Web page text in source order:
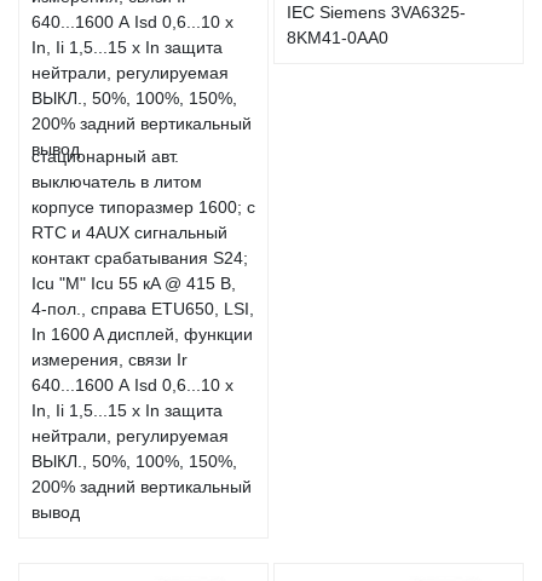
стационарный авт.
выключатель в литом
корпусе типоразмер 1600; с
RTC и 4AUX сигнальный
контакт срабатывания S24;
Icu "M" Icu 55 кA @ 415 В,
4-пол., справа ETU650, LSI,
In 1600 A дисплей, функции
измерения, связи Ir
640...1600 А Isd 0,6...10 x
In, Ii 1,5...15 x In защита
нейтрали, регулируемая
ВЫКЛ., 50%, 100%, 150%,
200% задний вертикальный
вывод
IEC Siemens 3VA6325-
8KM41-0AA0